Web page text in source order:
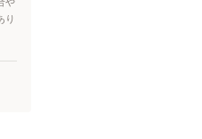
り